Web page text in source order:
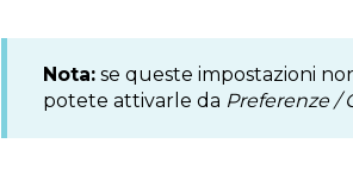
Nota:se queste impostazioni
potete attivarle da Preferenze /